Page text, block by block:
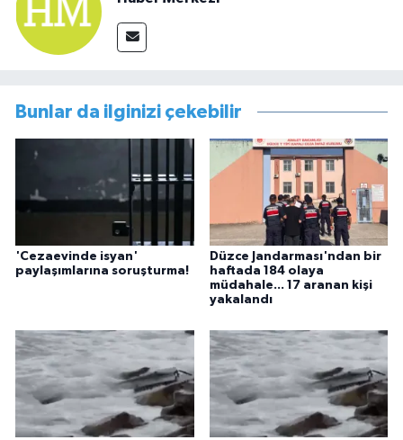
Bunlar da ilginizi çekebilir
'Cezaevinde isyan'
paylaşımlarına soruşturma!
Düzce Jandarması'ndan bir
haftada 184 olaya
müdahale... 17 aranan kişi
yakalandı